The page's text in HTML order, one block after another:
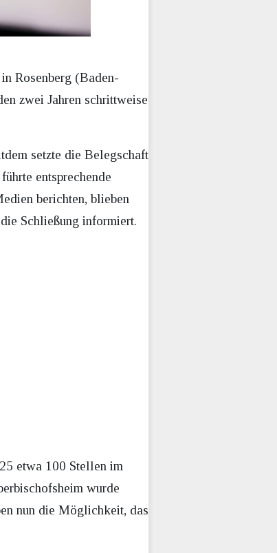
Rosenberg (Baden-
zwei Jahren schrittweise
setzte die Belegschaft
entsprechende
berichten, blieben
Schließung informiert.
etwa 100 Stellen im
wurde
nun die Möglichkeit, das